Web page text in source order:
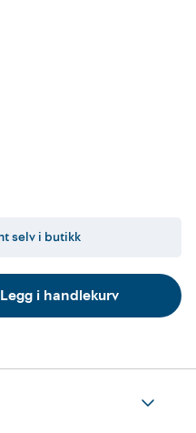
selv i butikk
Legg i handlekurv